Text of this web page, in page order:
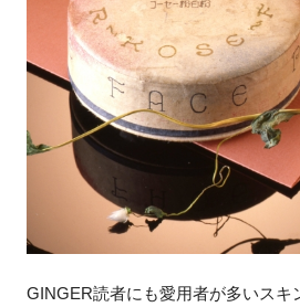
GINGER読者にも愛用者が多いスキ